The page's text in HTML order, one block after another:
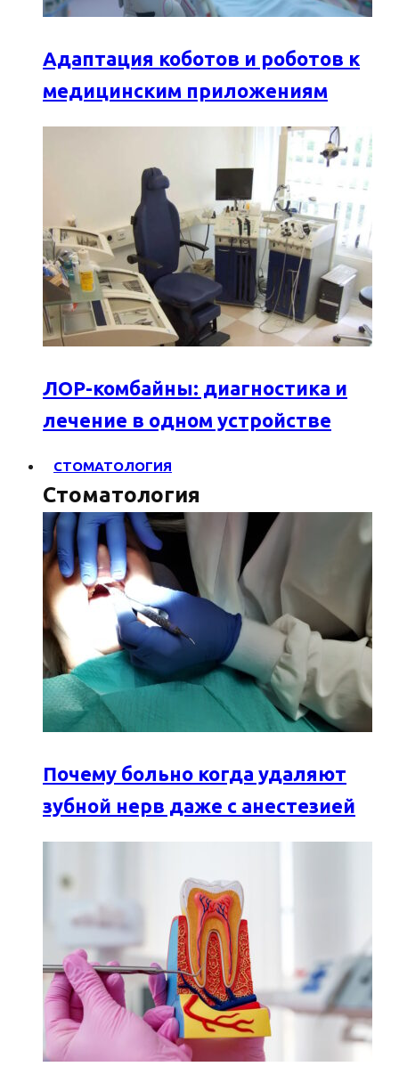
Адаптация коботов и роботов к
медицинским приложениям
ЛОР-комбайны: диагностика и
лечение в одном устройстве
СТОМАТОЛОГИЯ
Стоматология
Почему больно когда удаляют
зубной нерв даже с анестезией